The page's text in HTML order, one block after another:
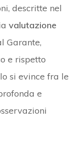
descritte nel
valutazione
Garante,
e rispetto
si evince fra le
e